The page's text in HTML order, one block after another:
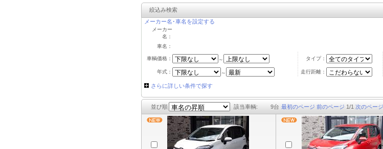
絞込み検索
メーカー名･車名を設定する
メーカー
名：
車名：
車輌価格： ～ タイプ：
年式： ～ 走行距離：
さらに詳しい条件で探す
並び順 該当車輌: 9台 最初のページ 前のページ 1/1 次のページ